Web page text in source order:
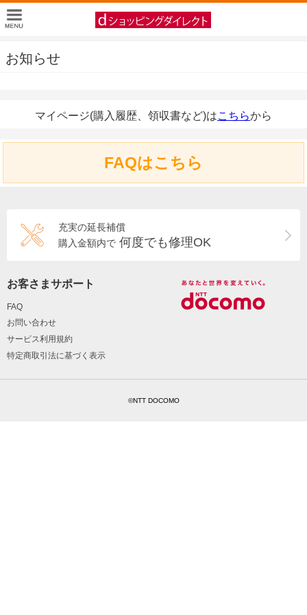
お知らせ
マイページ(購入履歴、領収書など)はこちらから
FAQはこちら
充実の延長補償
購入金額内で 何度でも修理OK
お客さまサポート
FAQ
お問い合わせ
サービス利用規約
特定商取引法に基づく表示
©NTT DOCOMO